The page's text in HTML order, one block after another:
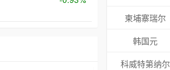
柬埔寨瑞尔
韩国元
科威特第纳尔